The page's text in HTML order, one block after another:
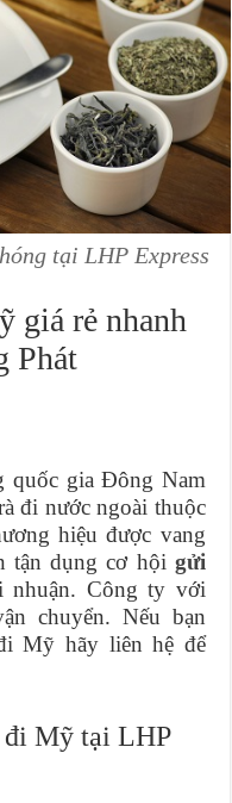
tại LHP Express
giá rẻ nhanh
Phát
quốc gia Đông Nam
đi nước ngoài thuộc
hiệu được vang
tận dụng cơ hội gửi
nhuận. Công ty với
chuyển. Nếu bạn
Mỹ hãy liên hệ để
Mỹ tại LHP